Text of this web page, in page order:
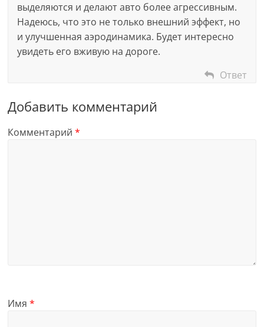
выделяются и делают авто более агрессивным.
Надеюсь, что это не только внешний эффект, но
и улучшенная аэродинамика. Будет интересно
увидеть его вживую на дороге.
Ответ
Добавить комментарий
Комментарий*
Имя*